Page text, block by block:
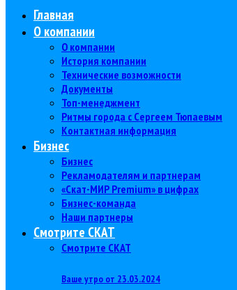
Главная
О компании
О компании
История компании
Технические возможности
Документы
Топ-менеджмент
Ритмы города с Сергеем Тюпаевым
Контактная информация
Бизнес
Бизнес
Рекламодателям и партнерам
«Скат-МИР Premium» в цифрах
Бизнес-команда
Наши партнеры
Смотрите СКАТ
Смотрите СКАТ
Ваше утро от 23.03.2024